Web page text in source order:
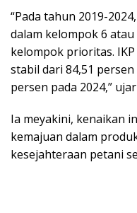
“Pada tahun 2019-
dalam kelompok 6
kelompok prioritas.
stabil dari 84,51
persen pada 2024,”
Ia meyakini, kenaikan
kemajuan dalam
kesejahteraan petani